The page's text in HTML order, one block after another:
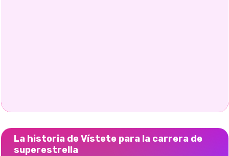
La historia de Vístete para la carrera de
superestrella